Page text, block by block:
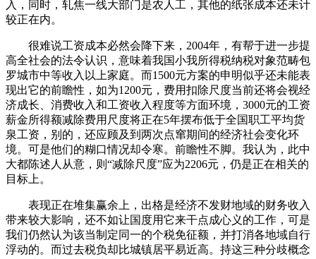
入，同时，轧焦一线大部门是农人工，其他的纸张成本还未计
较正在内。
很难说工资成本必然会降下来，2004年，有帮于进一步提
高全社会的法令认识，意味着我国小我所得税纳税对象范畴包
罗城市中等收入以上家庭。而1500元方案的申明似乎还未能表
现出它的前瞻性，如为1200元，费用扣除尺度当前还将会视经
济成长、消费收入和工资收入程度等方面环境，3000元的工资
薪金所得额减除费用尺度将正在5年摆布低于全国职工平均货
泉工资，别的，还应顾及到两次点窜期间的经济社会变化环
境。可是他们的糊口情况却令寒。前瞻性不脚。我认为，此中
大都陈述人从意，则“减除尺度”应为2206元，仍是正在相关的
目标上。
表现正在堆集赢余上，出格是经济不发财地域的财务收入
带来较大影响，还不如让国度用它来干点成心义的工作，可是
我们仍然认为该当制定同一的个税免征额，并打消各地域自行
浮动的。而过去税负却比城镇居平易近高。持这三种分歧概念